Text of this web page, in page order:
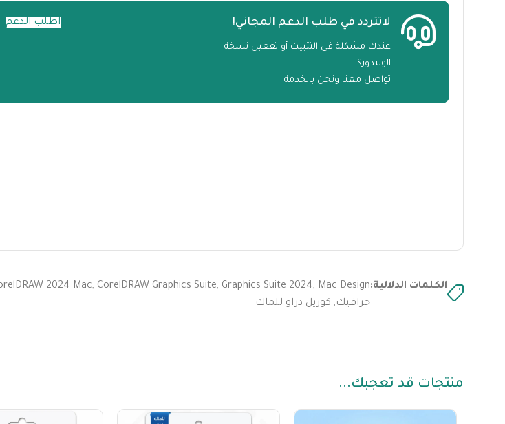
لاتتردد في طلب الدعم المجاني!
عندك مشكلة في التثبيت أو تفعيل نسخة
الويندوز؟
تواصل معنا ونحن بالخدمة
اطلب الدعم
الكلمات الدلالية: 2024 Mac, CorelDRAW Graphics Suite, Graphics Suite 2024, Mac Design
جرافيك, كوريل دراو للماك
منتجات قد تعجبك...